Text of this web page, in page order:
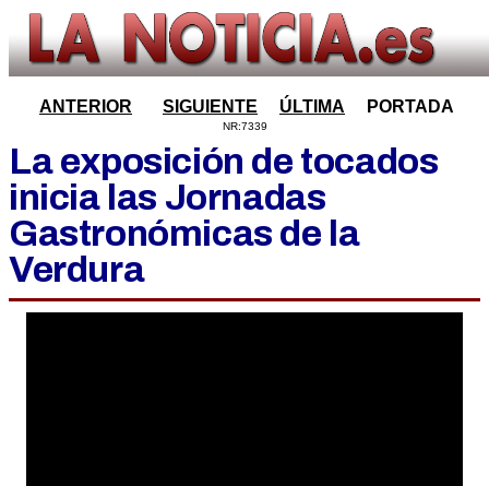
ANTERIOR SIGUIENTE ÚLTIMA PORTADA
NR:7339
La exposición de tocados
inicia las Jornadas
Gastronómicas de la
Verdura